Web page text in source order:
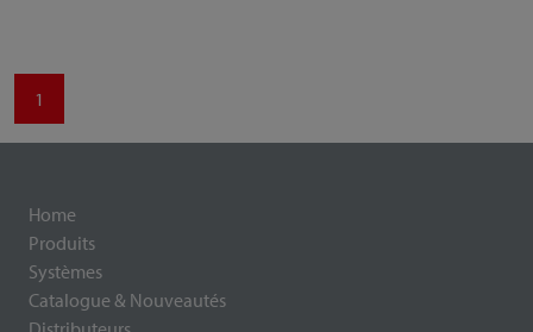
1
Home
Produits
Systèmes
Catalogue & Nouveautés